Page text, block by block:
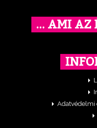
… AMI AZ
Adatvédelmi